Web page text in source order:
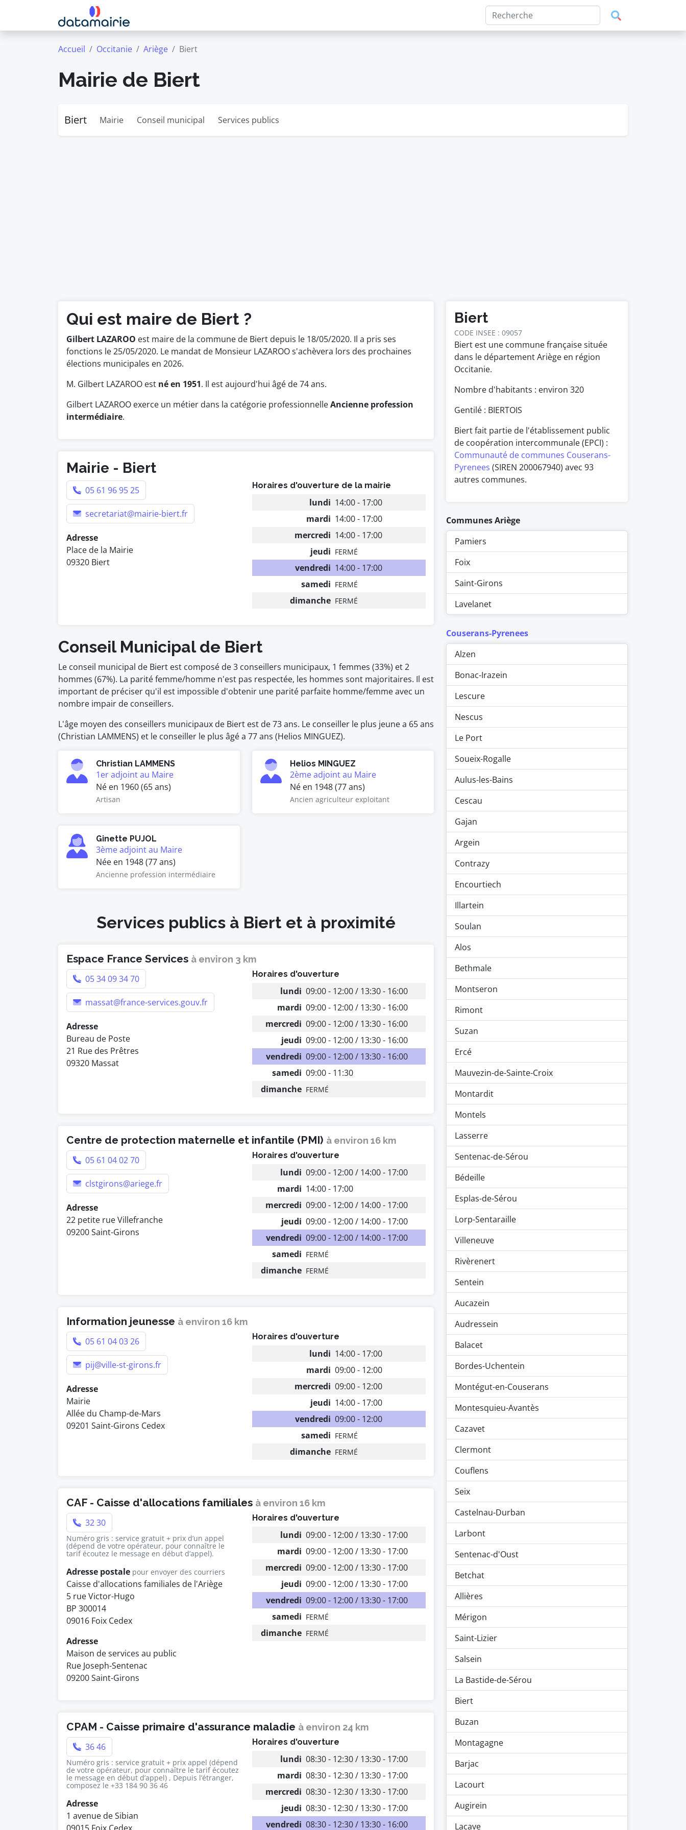
Accueil Occitanie Ariège Biert
Mairie de Biert
Biert Mairie Conseil municipal Services publics
Qui est maire de Biert ?
Gilbert LAZAROO est maire de la commune de Biert depuis le 18/05/2020. Il a pris ses
fonctions le 25/05/2020. Le mandat de Monsieur LAZAROO s'achèvera lors des prochaines
élections municipales en 2026.
M. Gilbert LAZAROO est né en 1951. Il est aujourd'hui âgé de 74 ans.
Gilbert LAZAROO exerce un métier dans la catégorie professionnelleAncienne profession
intermédiaire.
Mairie - Biert
05 61 96 95 25
secretariat@mairie-biert.fr
Adresse
Place de la Mairie
09320 Biert
Horaires d'ouverture de la mairie
lundi 14:00 - 17:00
mardi 14:00 - 17:00
mercredi 14:00 - 17:00
jeudi FERMÉ
vendredi 14:00 - 17:00
samedi FERMÉ
dimanche FERMÉ
Conseil Municipal de Biert
Le conseil municipal de Biert est composé de 3 conseillers municipaux, 1 femmes (33%) et 2
hommes (67%). La parité femme/homme n'est pas respectée, les hommes sont majoritaires. Il est
important de préciser qu'il est impossible d'obtenir une parité parfaite homme/femme avec un
nombre impair de conseillers.
L'âge moyen des conseillers municipaux de Biert est de 73 ans. Le conseiller le plus jeune a 65 ans
(Christian LAMMENS) et le conseiller le plus âgé a 77 ans (Helios MINGUEZ).
Christian LAMMENS
1er adjoint au Maire
Né en 1960 (65 ans)
Artisan
Helios MINGUEZ
2ème adjoint au Maire
Né en 1948 (77 ans)
Ancien agriculteur exploitant
Ginette PUJOL
3ème adjoint au Maire
Née en 1948 (77 ans)
Ancienne profession intermédiaire
Services publics à Biert et à proximité
Espace France Services à environ 3 km
05 34 09 34 70
massat@france-services.gouv.fr
Adresse
Bureau de Poste
21 Rue des Prêtres
09320 Massat
Horaires d'ouverture
lundi 09:00 - 12:00 / 13:30 - 16:00
mardi 09:00 - 12:00 / 13:30 - 16:00
mercredi 09:00 - 12:00 / 13:30 - 16:00
jeudi 09:00 - 12:00 / 13:30 - 16:00
vendredi 09:00 - 12:00 / 13:30 - 16:00
samedi 09:00 - 11:30
dimanche FERMÉ
Centre de protection maternelle et infantile (PMI) à environ 16 km
05 61 04 02 70
clstgirons@ariege.fr
Adresse
22 petite rue Villefranche
09200 Saint-Girons
Horaires d'ouverture
lundi 09:00 - 12:00 / 14:00 - 17:00
mardi 14:00 - 17:00
mercredi 09:00 - 12:00 / 14:00 - 17:00
jeudi 09:00 - 12:00 / 14:00 - 17:00
vendredi 09:00 - 12:00 / 14:00 - 17:00
samedi FERMÉ
dimanche FERMÉ
Information jeunesse à environ 16 km
05 61 04 03 26
pij@ville-st-girons.fr
Adresse
Mairie
Allée du Champ-de-Mars
09201 Saint-Girons Cedex
Horaires d'ouverture
lundi 14:00 - 17:00
mardi 09:00 - 12:00
mercredi 09:00 - 12:00
jeudi 14:00 - 17:00
vendredi 09:00 - 12:00
samedi FERMÉ
dimanche FERMÉ
CAF - Caisse d'allocations familiales à environ 16 km
32 30
Numéro gris : service gratuit + prix d’un appel
(dépend de votre opérateur, pour connaître le
tarif écoutez le message en début d’appel).
Adresse postale pour envoyer des courriers
Caisse d'allocations familiales de l'Ariège
5 rue Victor-Hugo
BP 300014
09016 Foix Cedex
Adresse
Maison de services au public
Rue Joseph-Sentenac
09200 Saint-Girons
Horaires d'ouverture
lundi 09:00 - 12:00 / 13:30 - 17:00
mardi 09:00 - 12:00 / 13:30 - 17:00
mercredi 09:00 - 12:00 / 13:30 - 17:00
jeudi 09:00 - 12:00 / 13:30 - 17:00
vendredi 09:00 - 12:00 / 13:30 - 17:00
samedi FERMÉ
dimanche FERMÉ
CPAM - Caisse primaire d'assurance maladie à environ 24 km
36 46
Numéro gris : service gratuit + prix appel (dépend
de votre opérateur, pour connaître le tarif écoutez
le message en début d’appel) , Depuis l’étranger,
composez le +33 184 90 36 46
Adresse
1 avenue de Sibian
Horaires d'ouverture
lundi 08:30 - 12:30 / 13:30 - 17:00
mardi 08:30 - 12:30 / 13:30 - 17:00
mercredi 08:30 - 12:30 / 13:30 - 17:00
jeudi 08:30 - 12:30 / 13:30 - 17:00
vendredi 08:30 - 12:30 / 13:30 - 16:00
Biert
CODE INSEE : 09057
Biert est une commune française située
dans le département Ariège en région
Occitanie.
Nombre d'habitants : environ 320
Gentilé : BIERTOIS
Biert fait partie de l'établissement public
de coopération intercommunale (EPCI) :
Communauté de communes Couserans-
Pyrenees (SIREN 200067940) avec 93
autres communes.
Communes Ariège
Pamiers
Foix
Saint-Girons
Lavelanet
Couserans-Pyrenees
Alzen
Bonac-Irazein
Lescure
Nescus
Le Port
Soueix-Rogalle
Aulus-les-Bains
Cescau
Gajan
Argein
Contrazy
Encourtiech
Illartein
Soulan
Alos
Bethmale
Montseron
Rimont
Suzan
Ercé
Mauvezin-de-Sainte-Croix
Montardit
Montels
Lasserre
Sentenac-de-Sérou
Bédeille
Esplas-de-Sérou
Lorp-Sentaraille
Villeneuve
Rivèrenert
Sentein
Aucazein
Audressein
Balacet
Bordes-Uchentein
Montégut-en-Couserans
Montesquieu-Avantès
Cazavet
Clermont
Couflens
Seix
Castelnau-Durban
Larbont
Sentenac-d'Oust
Betchat
Allières
Mérigon
Saint-Lizier
Salsein
La Bastide-de-Sérou
Biert
Buzan
Montagagne
Barjac
Lacourt
Augirein
Lacave